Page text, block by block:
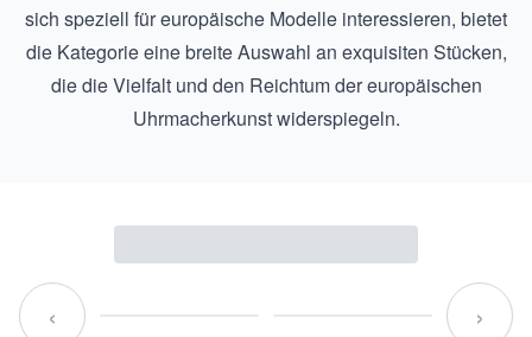
sich speziell für europäische Modelle interessieren, bietet
die Kategorie eine breite Auswahl an exquisiten Stücken,
die die Vielfalt und den Reichtum der europäischen
Uhrmacherkunst widerspiegeln.
‹ ›